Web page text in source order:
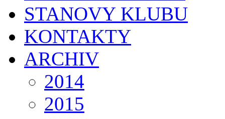
STANOVY KLUBU
KONTAKTY
ARCHIV
2014
2015